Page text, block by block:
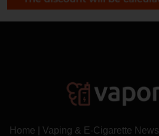
Home Vaping & E-Cigarette News